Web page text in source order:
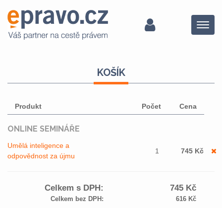
Menu
KOŠÍK
Produkt Počet Cena
ONLINE SEMINÁŘE
Umělá inteligence a
odpovědnost za újmu
1 745Kč
Celkem s DPH: 745Kč
Celkem bez DPH: 616Kč